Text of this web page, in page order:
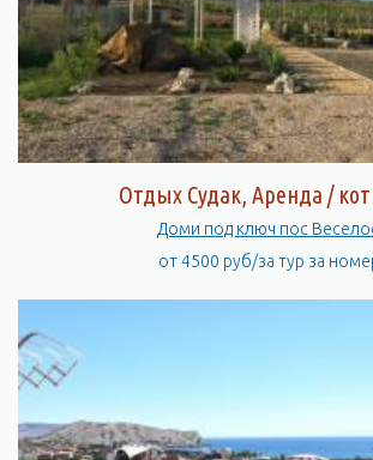
Отдых Судак, Аренда /
Доми под ключ пос
от 4500 руб/за тур за